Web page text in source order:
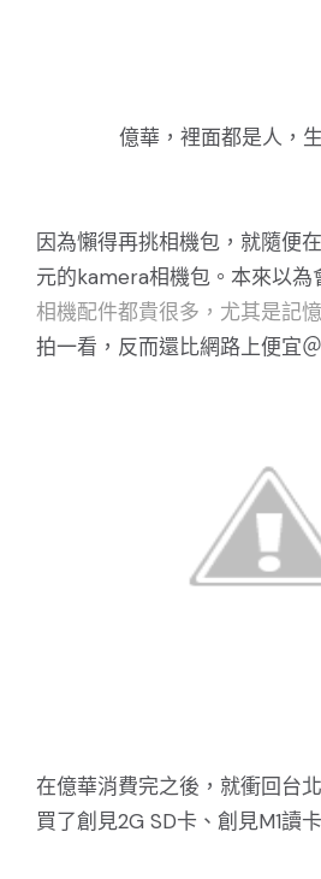
億華，裡面都是人，
因為懶得再挑相機包，就隨便
元的kamera相機包。本來以為
相機配件都貴很多，尤其是記憶
拍一看，反而還比網路上便宜
在億華消費完之後，就衝回台
買了創見2G SD卡、創見M1讀